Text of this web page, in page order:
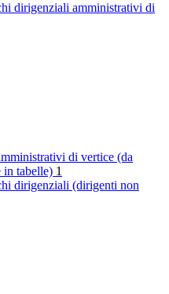
dirigenziali amministrativi di
di vertice (da
in tabelle) 1
dirigenziali (dirigenti non